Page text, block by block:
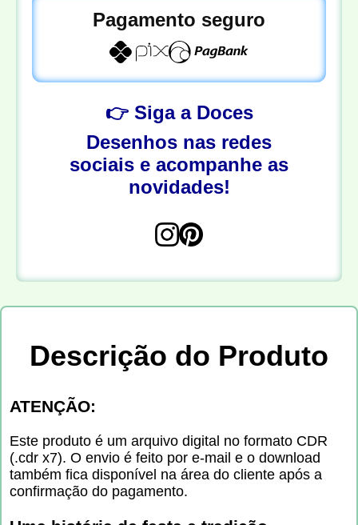
Pagamento seguro
👉 Siga a Doces
Desenhos nas redes
sociais e acompanhe as
novidades!
Descrição do Produto
ATENÇÃO:
Este produto é um arquivo digital no formato CDR
(.cdr x7). O envio é feito por e-mail e o download
também fica disponível na área do cliente após a
confirmação do pagamento.